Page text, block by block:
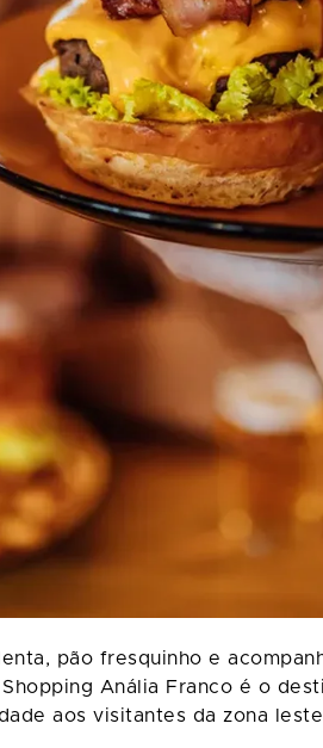
pão fresquinho e
Anália Franco é o
aos visitantes da zona